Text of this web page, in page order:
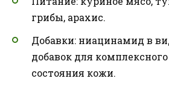
грибы, арахис.
Добавки: ниацинамид в
добавок для
состояния кожи.